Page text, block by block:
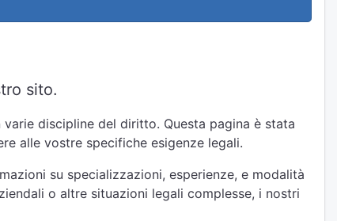
sito.
discipline del diritto. Questa pagina è stata
alle vostre specifiche esigenze legali.
su specializzazioni, esperienze, e modalità
o altre situazioni legali complesse, i nostri